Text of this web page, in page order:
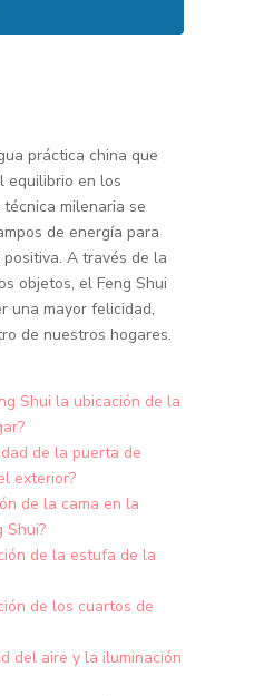
práctica china que
equilibrio en los
milenaria se
de energía para
A través de la
objetos, el Feng Shui
una mayor felicidad,
de nuestros hogares.
Shui la ubicación de la
de la puerta de
exterior?
de la cama en la
Shui?
de la estufa de la
de los cuartos de
del aire y la iluminación